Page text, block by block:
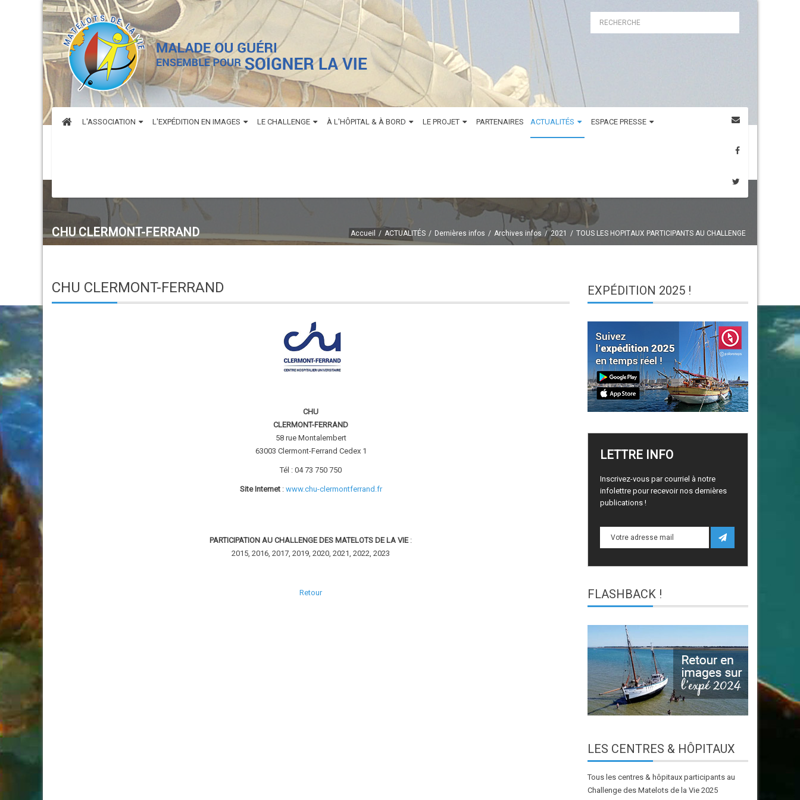
L'ASSOCIATION L'EXPÉDITION EN IMAGES LE CHALLENGE À L'HÔPITAL & À BORD LE PROJET PARTENAIRES ACTUALITÉS ESPACE PRESSE
Accueil ACTUALITÉS Dernières infos Archives infos 2021 TOUS LES HOPITAUX PARTICIPANTS AU CHALLENGE
CHU CLERMONT-FERRAND
CHU CLERMONT-FERRAND
CHU
CLERMONT-FERRAND
58 rue Montalembert
63003 Clermont-Ferrand Cedex 1
Tél : 04 73 750 750
Site Internet : www.chu-clermontferrand.fr
PARTICIPATION AU CHALLENGE DES MATELOTS DE LA VIE:
2015, 2016, 2017, 2019, 2020, 2021, 2022, 2023
Retour
EXPÉDITION 2025 !
LETTRE INFO
Inscrivez-vous par courriel à notre
infolettre pour recevoir nos dernières
publications !
FLASHBACK !
LES CENTRES & HÔPITAUX
Tous les centres & hôpitaux participants au
Challenge des Matelots de la Vie 2025